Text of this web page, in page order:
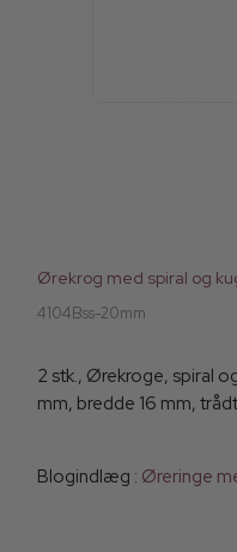
Ørekrog med spiral og
4104Bss-20mm
2 stk., Ørekroge, spiral
mm, bredde 16 mm,
Blogindlæg : Øreringe